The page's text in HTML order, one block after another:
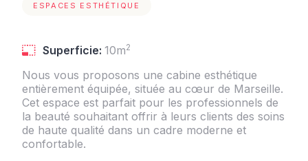
ESPACES ESTHÉTIQUE
Superficie: 10m2
Nous vous proposons une cabine esthétique
entièrement équipée, située au cœur de Marseille.
Cet espace est parfait pour les professionnels de
la beauté souhaitant offrir à leurs clients des soins
de haute qualité dans un cadre moderne et
confortable.